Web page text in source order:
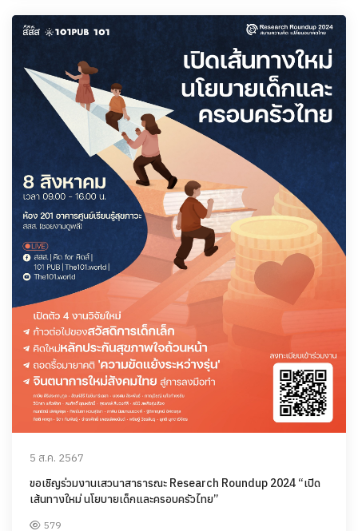
5 ส.ค. 2567
ขอเชิญร่วมงานเสวนาสาธารณะ Research Roundup 2024 “เปิด
เส้นทางใหม่ นโยบายเด็กและครอบครัวไทย”
579